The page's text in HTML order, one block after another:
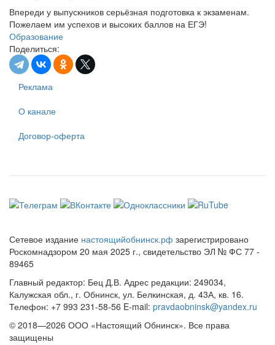
Впереди у выпускников серьёзная подготовка к экзаменам.
Пожелаем им успехов и высоких баллов на ЕГЭ!
Образование
Поделиться:
Реклама
О канале
Договор-оферта
Сетевое издание настоящийобнинск.рф зарегистрировано
Роскомнадзором 20 мая 2025 г., свидетельство ЭЛ № ФС 77 -
89465
Главный редактор: Бец Д.В. Адрес редакции: 249034,
Калужская обл., г. Обнинск, ул. Белкинская, д. 43А, кв. 16.
Телефон: +7 993 231-58-56 E-mail: pravdaobninsk@yandex.ru
© 2018—2026 ООО «Настоящий Обнинск». Все права
защищены